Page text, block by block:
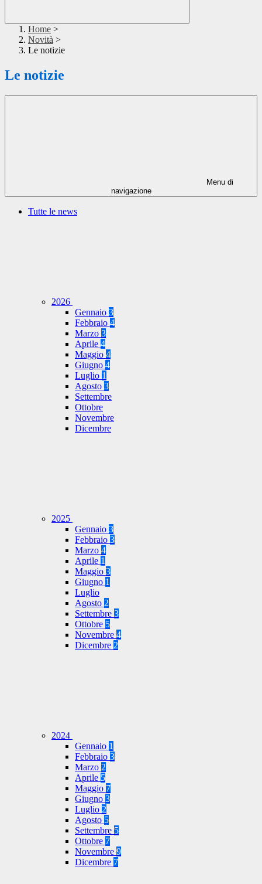
Home >
Novità >
Le notizie
Le notizie
Menu di
navigazione
Tutte le news
2026
Gennaio 3
Febbraio 4
Marzo 3
Aprile 4
Maggio 4
Giugno 4
Luglio 1
Agosto 3
Settembre
Ottobre
Novembre
Dicembre
2025
Gennaio 3
Febbraio 3
Marzo 4
Aprile 1
Maggio 3
Giugno 1
Luglio
Agosto 2
Settembre 3
Ottobre 5
Novembre 4
Dicembre 2
2024
Gennaio 1
Febbraio 3
Marzo 2
Aprile 5
Maggio 7
Giugno 3
Luglio 2
Agosto 5
Settembre 5
Ottobre 7
Novembre 9
Dicembre 7